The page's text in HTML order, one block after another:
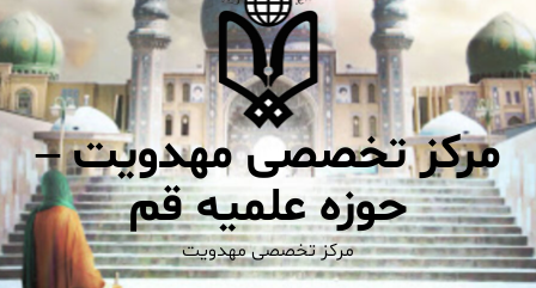
مرکز تخصصی مهدویت –
حوزه علمیه قم
مرکز تخصصی مهدویت